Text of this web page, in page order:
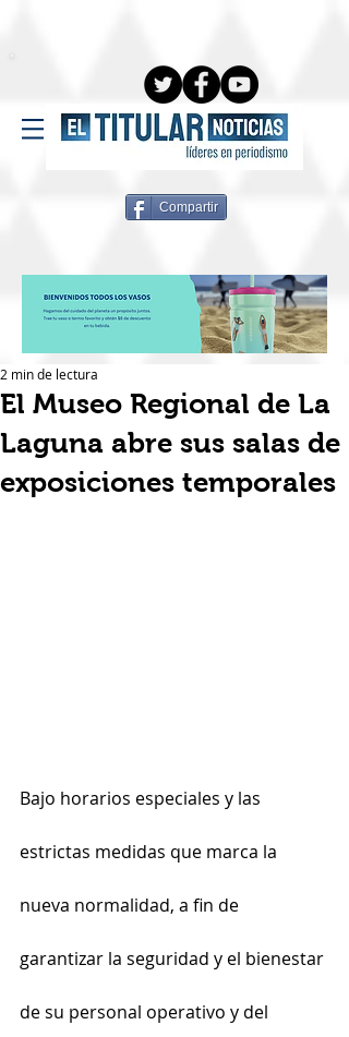
Compartir
El Museo Regional de La
Laguna abre sus salas de
exposiciones temporales
2 min de lectura
Bajo horarios especiales y las
estrictas medidas que marca la
nueva normalidad, a fin de
garantizar la seguridad y el bienestar
de su personal operativo y del